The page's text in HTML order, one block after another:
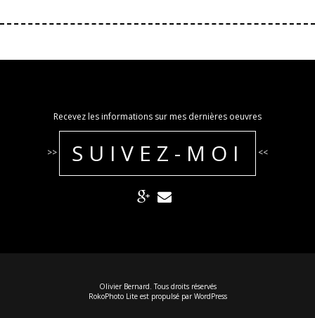
Recevez les informations sur mes dernières oeuvres
>> SUIVEZ-MOI <<
Olivier Bernard. Tous droits réservés
RokoPhoto Liteest propulsé par WordPress